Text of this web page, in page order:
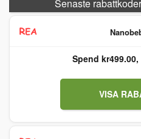
Senaste
Spend
VISA